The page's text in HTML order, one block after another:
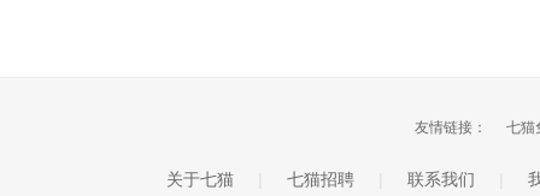
友情链接： 七猫
关于七猫 七猫招聘 联系我们